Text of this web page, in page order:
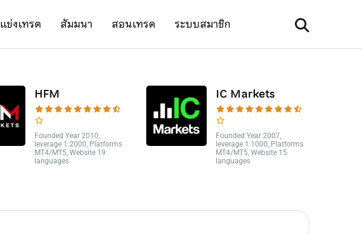
แข่งเทรด สัมมนา สอนเทรด ระบบสมาชิก
HFM
Founded Year 2010,
leverage 1:2000, Platforms
MT4/MT5, Website 19
languages
IC Markets
Founded Year 2007,
leverage 1:1000, Platforms
MT4/MT5, Website 15
languages